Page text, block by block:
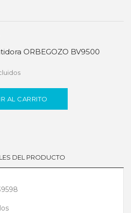
ORBEGOZO BV9500
AL CARRITO
DEL PRODUCTO